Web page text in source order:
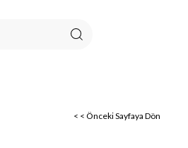
< < Önceki Sayfaya Dön